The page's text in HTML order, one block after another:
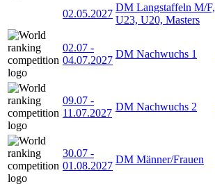
02.05.2027
DM Langstaffeln M/F,
U23, U20, Masters
02.07 -
04.07.2027
DM Nachwuchs 1
09.07 -
11.07.2027
DM Nachwuchs 2
30.07 -
01.08.2027
DM Männer/Frauen